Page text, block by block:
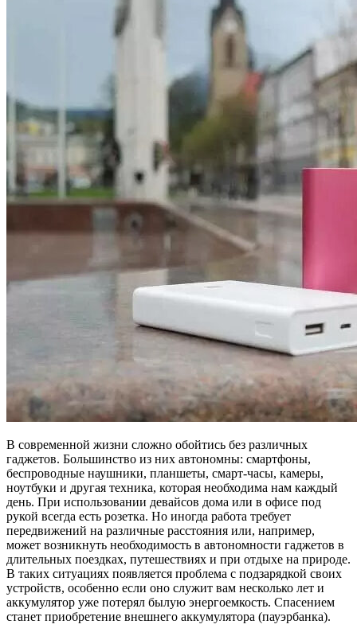
В современной жизни сложно обойтись без различных
гаджетов. Большинство из них автономны: смартфоны,
беспроводные наушники, планшеты, смарт-часы, камеры,
ноутбуки и другая техника, которая необходима нам каждый
день. При использовании девайсов дома или в офисе под
рукой всегда есть розетка. Но иногда работа требует
передвижений на различные расстояния или, например,
может возникнуть необходимость в автономности гаджетов в
длительных поездках, путешествиях и при отдыхе на природе.
В таких ситуациях появляется проблема с подзарядкой своих
устройств, особенно если оно служит вам несколько лет и
аккумулятор уже потерял былую энергоемкость. Спасением
станет приобретение внешнего аккумулятора (пауэрбанка).